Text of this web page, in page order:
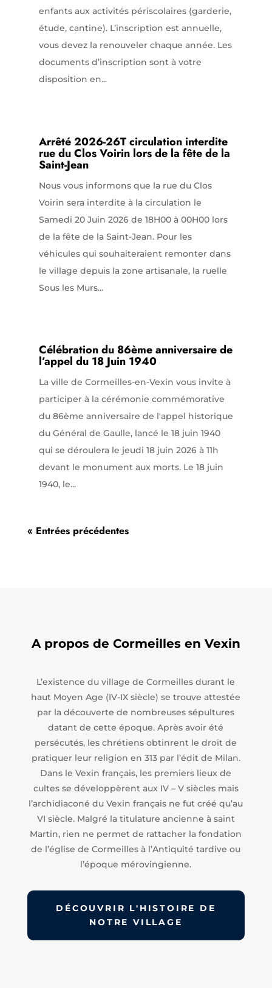
enfants aux activités périscolaires (garderie,
étude, cantine). L’inscription est annuelle,
vous devez la renouveler chaque année. Les
documents d’inscription sont à votre
disposition en...
Arrêté 2026-26T circulation interdite
rue du Clos Voirin lors de la fête de la
Saint-Jean
Nous vous informons que la rue du Clos
Voirin sera interdite à la circulation le
Samedi 20 Juin 2026 de 18H00 à 00H00 lors
de la fête de la Saint-Jean. Pour les
véhicules qui souhaiteraient remonter dans
le village depuis la zone artisanale, la ruelle
Sous les Murs...
Célébration du 86ème anniversaire de
l’appel du 18 Juin 1940
La ville de Cormeilles-en-Vexin vous invite à
participer à la cérémonie commémorative
du 86ème anniversaire de l'appel historique
du Général de Gaulle, lancé le 18 juin 1940
qui se déroulera le jeudi 18 juin 2026 à 11h
devant le monument aux morts. Le 18 juin
1940, le...
« Entrées précédentes
A propos de Cormeilles en Vexin
L’existence du village de Cormeilles durant le
haut Moyen Age (IV-IX siècle) se trouve attestée
par la découverte de nombreuses sépultures
datant de cette époque. Après avoir été
persécutés, les chrétiens obtinrent le droit de
pratiquer leur religion en 313 par l’édit de Milan.
Dans le Vexin français, les premiers lieux de
cultes se développèrent aux IV – V siècles mais
l’archidiaconé du Vexin français ne fut créé qu’au
VI siècle. Malgré la titulature ancienne à saint
Martin, rien ne permet de rattacher la fondation
de l’église de Cormeilles à l’Antiquité tardive ou
l’époque mérovingienne.
DÉCOUVRIR L'HISTOIRE DE
NOTRE VILLAGE